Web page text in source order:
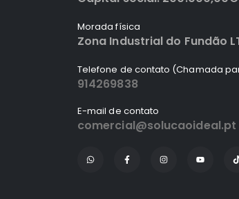
Morada física
Zona Industrial do Fundão
Telefone de contato (Chamada
914269838
E-mail de contato
comercial@solucaoideal.pt